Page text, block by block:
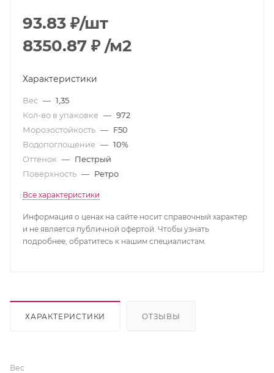
93.83 ₽/шт
8350.87 ₽ /м2
Характеристики
Вес — 1,35
Кол-во в упаковке — 972
Морозостойкость — F50
Водопоглощение — 10%
Оттенок — Пестрый
Поверхность — Ретро
Все характеристики
Информация о ценах на сайте носит справочный характер
и не является публичной офертой. Чтобы узнать
подробнее, обратитесь к нашим специалистам.
ХАРАКТЕРИСТИКИ ОТЗЫВЫ
Вес